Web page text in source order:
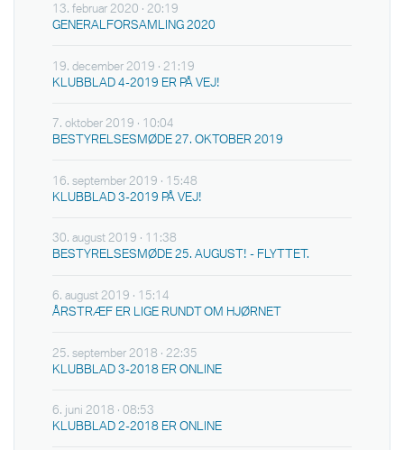
13. februar 2020 · 20:19
GENERALFORSAMLING 2020
19. december 2019 · 21:19
KLUBBLAD 4-2019 ER PÅ VEJ!
7. oktober 2019 · 10:04
BESTYRELSESMØDE 27. OKTOBER 2019
16. september 2019 · 15:48
KLUBBLAD 3-2019 PÅ VEJ!
30. august 2019 · 11:38
BESTYRELSESMØDE 25. AUGUST! - FLYTTET.
6. august 2019 · 15:14
ÅRSTRÆF ER LIGE RUNDT OM HJØRNET
25. september 2018 · 22:35
KLUBBLAD 3-2018 ER ONLINE
6. juni 2018 · 08:53
KLUBBLAD 2-2018 ER ONLINE